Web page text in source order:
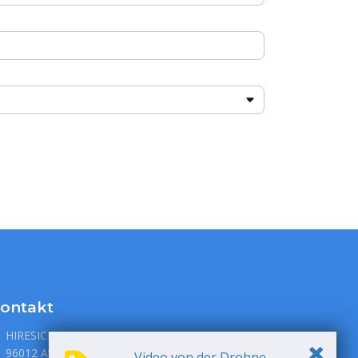
HIRESICILY S.R.L., via P. Metastasio 1
96012 Avola, Siracusa, Italia